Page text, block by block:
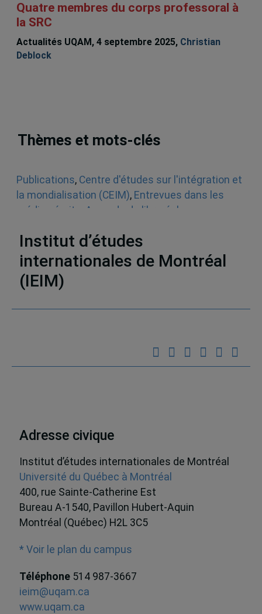
Quatre membres du corps professoral à
la SRC
Actualités UQAM, 4 septembre 2025, Christian
Deblock
Thèmes et mots-clés
Publications, Centre d'études sur l'intégration et
la mondialisation (CEIM), Entrevues dans les
médias écrits
Accords de libre-échange
Institut d’études
internationales de Montréal
(IEIM)
Adresse civique
Institut d’études internationales de Montréal
Université du Québec à Montréal
400, rue Sainte-Catherine Est
Bureau A-1540, Pavillon Hubert-Aquin
Montréal (Québec) H2L 3C5
* Voir le plan du campus
Téléphone 514 987-3667
ieim@uqam.ca
www.uqam.ca